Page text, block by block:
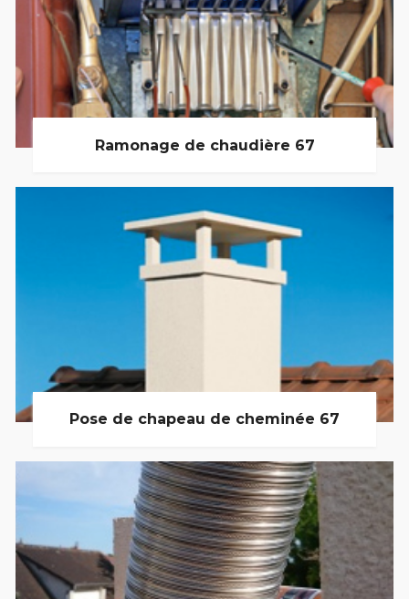
Ramonage de chaudière 67
Pose de chapeau de cheminée 67